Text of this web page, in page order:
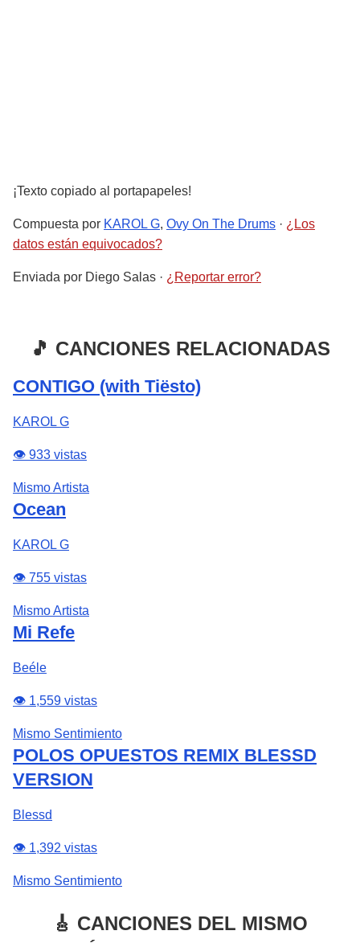
¡Texto copiado al portapapeles!
Compuesta por KAROL G, Ovy On The Drums · ¿Los
datos están equivocados?
Enviada por Diego Salas · ¿Reportar error?
🎵 CANCIONES RELACIONADAS
CONTIGO (with Tiësto)
KAROL G
👁️ 933 vistas
Mismo Artista
Ocean
KAROL G
👁️ 755 vistas
Mismo Artista
Mi Refe
Beéle
👁️ 1,559 vistas
Mismo Sentimiento
POLOS OPUESTOS REMIX BLESSD
VERSION
Blessd
👁️ 1,392 vistas
Mismo Sentimiento
🎸 CANCIONES DEL MISMO